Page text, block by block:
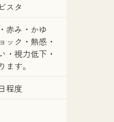
スタ
赤み・かゆ
ック・熱感・
・視力低下・
す。
程度